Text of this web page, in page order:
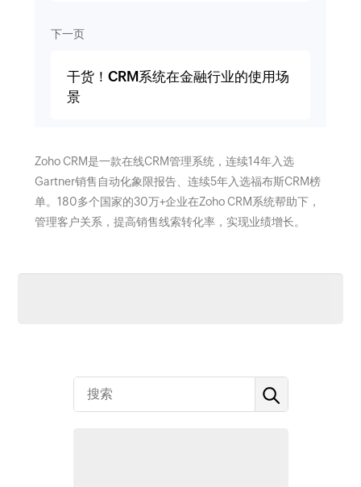
下一页
干货！CRM系统在金融行业的使用场
景
Zoho CRM是一款在线CRM管理系统，连续14年入选
Gartner销售自动化象限报告、连续5年入选福布斯CRM榜
单。180多个国家的30万+企业在Zoho CRM系统帮助下，
管理客户关系，提高销售线索转化率，实现业绩增长。